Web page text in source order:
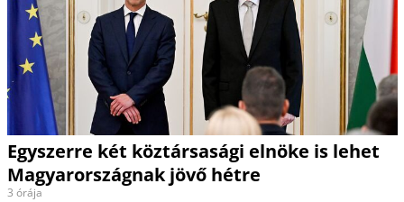
Egyszerre két köztársasági elnöke is lehet
Magyarországnak jövő hétre
3 órája